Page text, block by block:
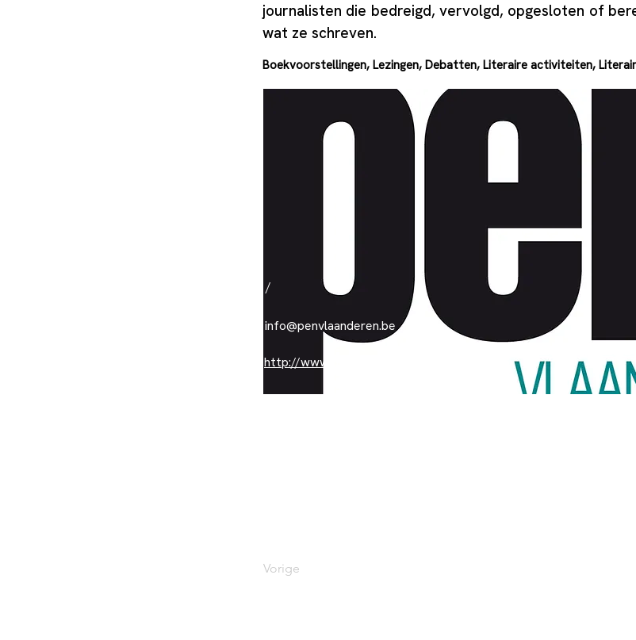
journalisten die bedreigd, vervolgd, opgesloten of
wat ze schreven.
Boekvoorstellingen, Lezingen, Debatten, Literaire activiteiten,
/
info@penvlaanderen.be
http://www.penvlaanderen.be
Vorige